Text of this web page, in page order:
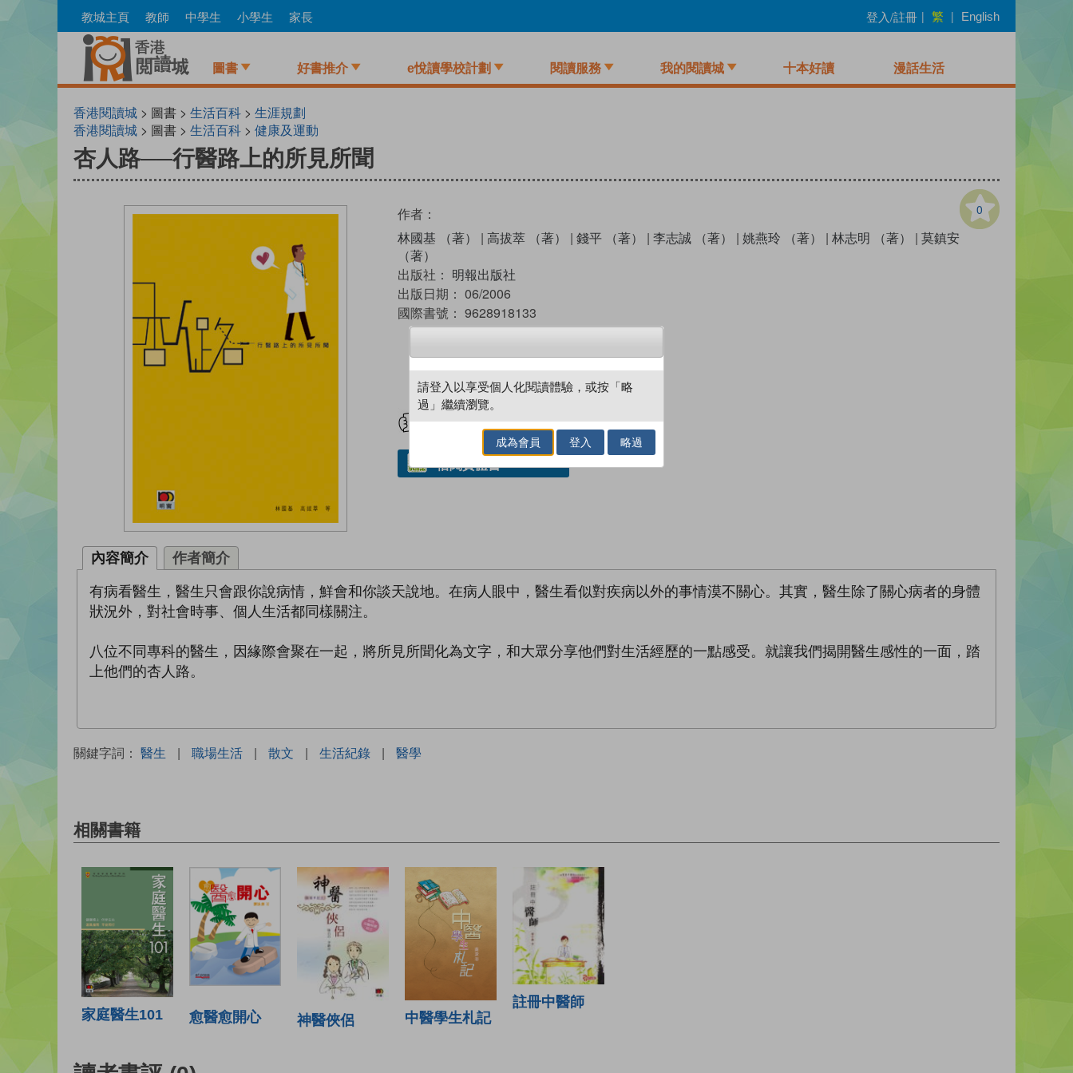
to
教城主頁 教師 中學生 小學生 家長 登入/註冊 | 繁 | English
圖書 好書推介 e悅讀學校計劃 閱讀服務 我的閱讀城 十本好讀 漫話生活
香港閱讀城 > 圖書 > 生活百科 > 生涯規劃
香港閱讀城 > 圖書 > 生活百科 > 健康及運動
杏人路──行醫路上的所見所聞
0
作者：
林國基 （著）
| 高拔萃 （著） | 錢平 （著） | 李志誠 （著） | 姚燕玲 （著） | 林志明 （著） | 莫鎮安
（著）
出版社： 明報出版社
出版日期： 06/2006
國際書號： 9628918133
試閲
借閱實體書
內容簡介 作者簡介
有病看醫生，醫生只會跟你說病情，鮮會和你談天說地。在病人眼中，醫生看似對疾病以外的事情漠不關心。其實，醫生除了關心病者的身體
狀況外，對社會時事、個人生活都同樣關注。
八位不同專科的醫生，因緣際會聚在一起，將所見所聞化為文字，和大眾分享他們對生活經歷的一點感受。就讓我們揭開醫生感性的一面，踏
上他們的杏人路。
關鍵字詞： 醫生 | 職場生活 | 散文 | 生活紀錄 | 醫學
相關書籍
家庭醫生101 愈醫愈開心 神醫俠侶 中醫學生札記
註冊中醫師
請登入以享受個人化閱讀體驗，或按「略
過」繼續瀏覽。
成為會員 登入 略過